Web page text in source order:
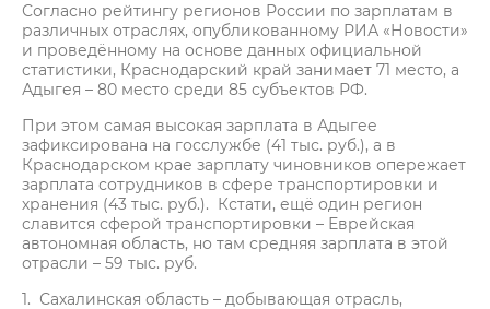
Согласно рейтингу регионов России по зарплатам в
различных отраслях, опубликованному РИА «Новости»
и проведённому на основе данных официальной
статистики, Краснодарский край занимает 71 место, а
Адыгея – 80 место среди 85 субъектов РФ.
При этом самая высокая зарплата в Адыгее
зафиксирована на госслужбе (41 тыс. руб.), а в
Краснодарском крае зарплату чиновников опережает
зарплата сотрудников в сфере транспортировки и
хранения (43 тыс. руб.). Кстати, ещё один регион
славится сферой транспортировки – Еврейская
автономная область, но там средняя зарплата в этой
отрасли – 59 тыс. руб.
1. Сахалинская область – добывающая отрасль,